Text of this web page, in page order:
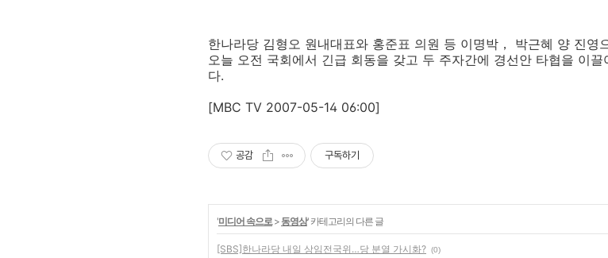
한나라당 김형오 원내대표와 홍준표 의원 등 이명박， 박근혜 양 진영
오늘 오전 국회에서 긴급 회동을 갖고 두 주자간에 경선안 타협을 이
다.
[MBC TV 2007-05-14 06:00]
공감 구독하기
'미디어 속으로> 동영상' 카테고리의 다른 글
[SBS]한나라당 내일 상임전국위…당 분열 가시화? (0)